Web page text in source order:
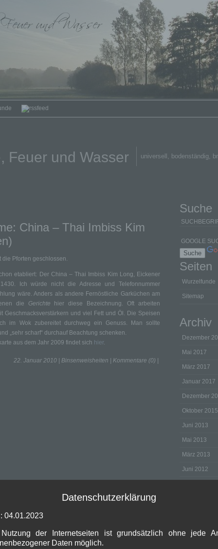
Feuer und Wasser universell, bodenständig,
China – Thai Imbiss Kim
die Pforten geschlossen.
etabliert: Der China – Thai Imbiss Kim Long, Eickener
Ich würde nicht die Adresse und Telefonnummer
wäre. Anders als andere Fernöstliche Garküchen am
die
Gerichte hier diese Bezeichnung. Oft arbeiten
Geschmacksverstärkern und viel Fett und Öl. Die Speisen
im Wok zubereitet durchweg ein Genuss. Man sollte
„sehr scharf“ durchauf Beachtung schenken.
aus dem Jahr 2009 findet sich hier.
22. Januar 2010 | Binsenweisheiten Kommentare (0)
Suche
Seiten
Wurzelfunde
Sitemap
Archiv
Dezember
Mai 2017
März 2017
Januar 2017
Dezember
Oktober 2015
Juni 2013
Mai 2013
März 2013
Juni 2012
Datenschutzerklärung
04.01.2023
der Internetseiten ist grundsätzlich ohne jede
Daten möglich.